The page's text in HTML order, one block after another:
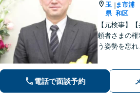
玉
県
|ま市浦
和区
【元検事】
頼者さまの
う姿勢を忘
分・遺留分
休日の相談可
電話で面談予約